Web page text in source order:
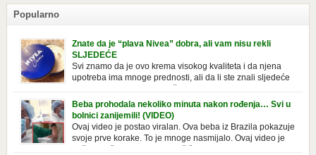
Popularno
Znate da je “plava Nivea” dobra, ali vam nisu rekli
SLJEDEĆE
Svi znamo da je ovo krema visokog kvaliteta i da njena
upotreba ima mnoge prednosti, ali da li ste znali sljedeće
prepoznatljivog mirisa i jednostavne formule, jeste nezamenljiv inventar
u kupatilima i muškaraca i žena. Mnogi ljudi se ne odvajaju od nje, pa je
čak nose sa […]
Beba prohodala nekoliko minuta nakon rođenja… Svi u
bolnici zanijemili! (VIDEO)
Ovaj video je postao viralan. Ova beba iz Brazila pokazuje
svoje prve korake. To je mnoge nasmijalo. Ovaj video je